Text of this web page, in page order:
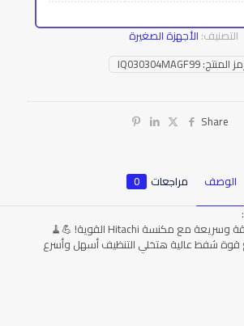
المنتج:IQ030304MAGF99
التصنيف: الأجهزة الصغيرة
Share
الوصف مراجعات 0
“استمتع بنظافة عميقة وسريعة مع مكنسة Hitachi القوية! 💪🧹
45 لتر مع قوة شفط عالية هتخلي التنظيف أسهل وأسرع